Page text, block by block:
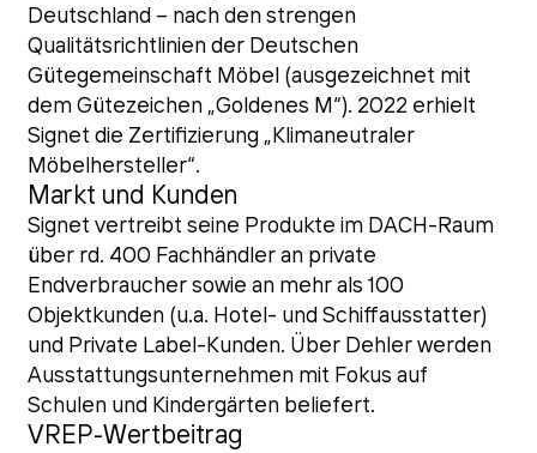
Deutschland – nach den strengen
Qualitätsrichtlinien der Deutschen
Gütegemeinschaft Möbel (ausgezeichnet mit
dem Gütezeichen „Goldenes M“). 2022 erhielt
Signet die Zertifizierung „Klimaneutraler
Möbelhersteller“.
Markt und Kunden
Signet vertreibt seine Produkte im DACH-Raum
über rd. 400 Fachhändler an private
Endverbraucher sowie an mehr als 100
Objektkunden (u.a. Hotel- und Schiffausstatter)
und Private Label-Kunden. Über Dehler werden
Ausstattungsunternehmen mit Fokus auf
Schulen und Kindergärten beliefert.
VREP-Wertbeitrag